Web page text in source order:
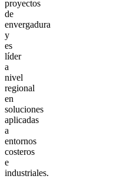
proyectos
de
envergadura
y
es
líder
a
nivel
regional
en
soluciones
aplicadas
a
entornos
costeros
e
industriales.